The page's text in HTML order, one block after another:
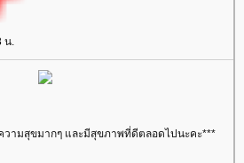
น.
วามสุขมากๆ และมีสุขภาพที่ดีตลอดไปนะคะ***